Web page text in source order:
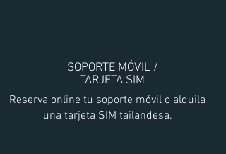
SOPORTE MÓVIL /
TARJETA SIM
Reserva online tu soporte móvil o alquila
una tarjeta SIM tailandesa.